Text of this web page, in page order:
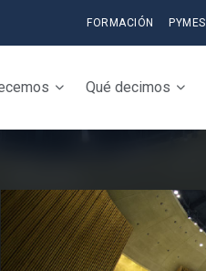
FORMACIÓN PYMES
Qué decimos